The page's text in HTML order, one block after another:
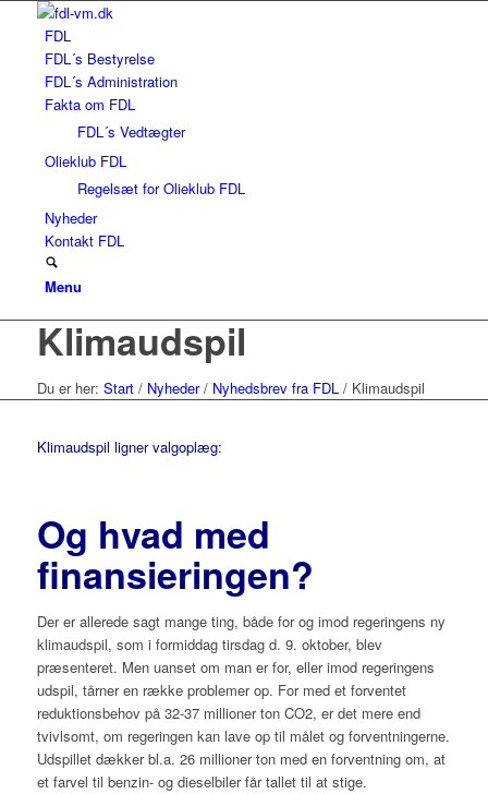
FDL
FDL´s Bestyrelse
FDL´s Administration
Fakta om FDL
FDL´s Vedtægter
Olieklub FDL
Regelsæt for Olieklub FDL
Nyheder
Kontakt FDL
Menu
Klimaudspil
Du er her: Start / Nyheder / Nyhedsbrev fra FDL / Klimaudspil
Klimaudspil ligner valgoplæg:
Og hvad med
finansieringen?
Der er allerede sagt mange ting, både for og imod regeringens ny
klimaudspil, som i formiddag tirsdag d. 9. oktober, blev
præsenteret. Men uanset om man er for, eller imod regeringens
udspil, tårner en række problemer op. For med et forventet
reduktionsbehov på 32-37 millioner ton CO2, er det mere end
tvivlsomt, om regeringen kan lave op til målet og forventningerne.
Udspillet dækker bl.a. 26 millioner ton med en forventning om, at
et farvel til benzin- og dieselbiler får tallet til at stige.